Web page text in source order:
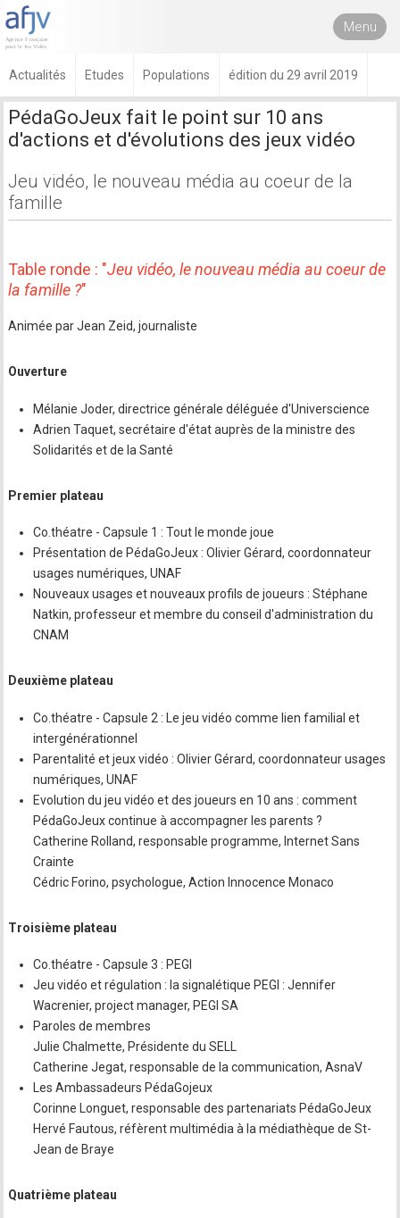
Menu
Actualités Etudes Populations édition du 29 avril 2019
PédaGoJeux fait le point sur 10 ans
d'actions et d'évolutions des jeux vidéo
Jeu vidéo, le nouveau média au coeur de la
famille
Table ronde : "Jeu vidéo, le nouveau média au coeur de
la famille ?"
Animée par Jean Zeid, journaliste
Ouverture
Mélanie Joder, directrice générale déléguée d'Universcience
Adrien Taquet, secrétaire d'état auprès de la ministre des
Solidarités et de la Santé
Premier plateau
Co.théatre - Capsule 1 : Tout le monde joue
Présentation de PédaGoJeux : Olivier Gérard, coordonnateur
usages numériques, UNAF
Nouveaux usages et nouveaux profils de joueurs : Stéphane
Natkin, professeur et membre du conseil d'administration du
CNAM
Deuxième plateau
Co.théatre - Capsule 2 : Le jeu vidéo comme lien familial et
intergénérationnel
Parentalité et jeux vidéo : Olivier Gérard, coordonnateur usages
numériques, UNAF
Evolution du jeu vidéo et des joueurs en 10 ans : comment
PédaGoJeux continue à accompagner les parents ?
Catherine Rolland, responsable programme, Internet Sans
Crainte
Cédric Forino, psychologue, Action Innocence Monaco
Troisième plateau
Co.théatre - Capsule 3 : PEGI
Jeu vidéo et régulation : la signalétique PEGI : Jennifer
Wacrenier, project manager, PEGI SA
Paroles de membres
Julie Chalmette, Présidente du SELL
Catherine Jegat, responsable de la communication, AsnaV
Les Ambassadeurs PédaGojeux
Corinne Longuet, responsable des partenariats PédaGoJeux
Hervé Fautous, réfèrent multimédia à la médiathèque de St-
Jean de Braye
Quatrième plateau